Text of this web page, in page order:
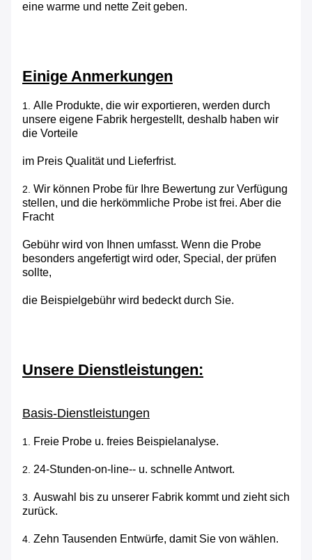
eine warme und nette Zeit geben.
Einige Anmerkungen
1. Alle Produkte, die wir exportieren, werden durch
unsere eigene Fabrik hergestellt, deshalb haben wir
die Vorteile
im Preis Qualität und Lieferfrist.
2. Wir können Probe für Ihre Bewertung zur Verfügung
stellen, und die herkömmliche Probe ist frei. Aber die
Fracht
Gebühr wird von Ihnen umfasst. Wenn die Probe
besonders angefertigt wird oder, Special, der prüfen
sollte,
die Beispielgebühr wird bedeckt durch Sie.
Unsere Dienstleistungen:
Basis-Dienstleistungen
1. Freie Probe u. freies Beispielanalyse.
2. 24-Stunden-on-line-- u. schnelle Antwort.
3. Auswahl bis zu unserer Fabrik kommt und zieht sich
zurück.
4. Zehn Tausenden Entwürfe, damit Sie von wählen.